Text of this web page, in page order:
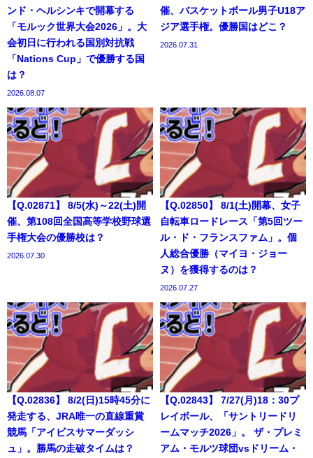
ンド・ヘルシンキで開幕する
「モルック世界大会2026」。大
会初日に行われる国別対抗戦
「Nations Cup」で優勝する国
は？
2026.08.07
催、バスケットボール男子U18ア
ジア選手権。優勝国はどこ？
2026.07.31
【Q.02871】 8/5(水)～22(土)開
催、第108回全国高等学校野球選
手権大会の優勝校は？
2026.07.30
【Q.02850】 8/1(土)開幕、女子
自転車ロードレース「第5回ツー
ル・ド・フランスファム」。個
人総合優勝（マイヨ・ジョー
ヌ）を獲得するのは？
2026.07.27
【Q.02836】 8/2(日)15時45分に
発走する、JRA唯一の直線重賞
競馬「アイビスサマーダッシ
ュ」。勝馬の走破タイムは？
【Q.02843】 7/27(月)18：30プ
レイボール、「サントリードリ
ームマッチ2026」。 ザ・プレミ
アム・モルツ球団vsドリーム・